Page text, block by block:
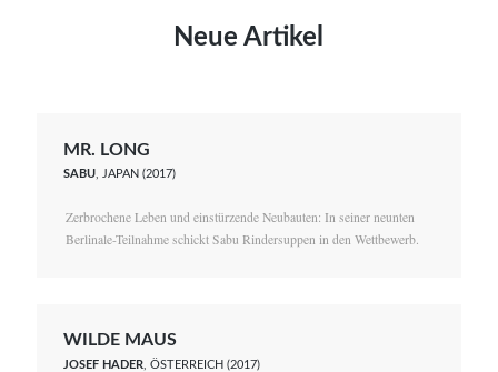
Neue Artikel
MR. LONG
SABU, JAPAN (2017)
Zerbrochene Leben und einstürzende Neubauten: In seiner neunten
Berlinale-Teilnahme schickt Sabu Rindersuppen in den Wettbewerb.
WILDE MAUS
JOSEF HADER , ÖSTERREICH (2017)